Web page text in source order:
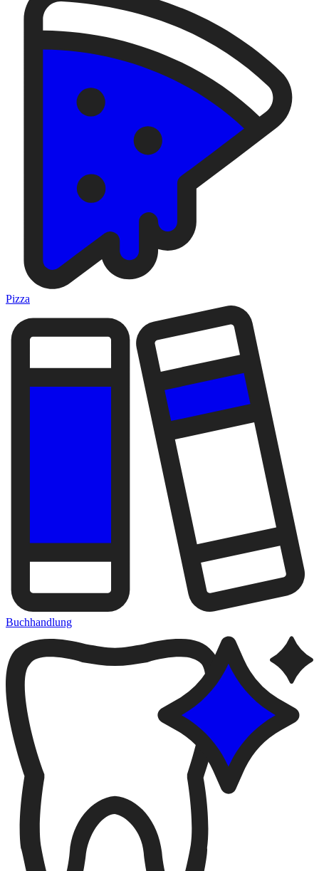
Pizza
Buchhandlung